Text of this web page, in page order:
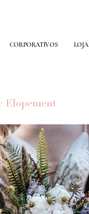
CORPORATIVOS LOJA
Elopement